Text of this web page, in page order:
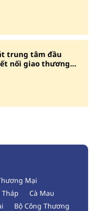
trung tâm đầu
nối giao thương
Mại
Cà Mau
Bộ Công Thương